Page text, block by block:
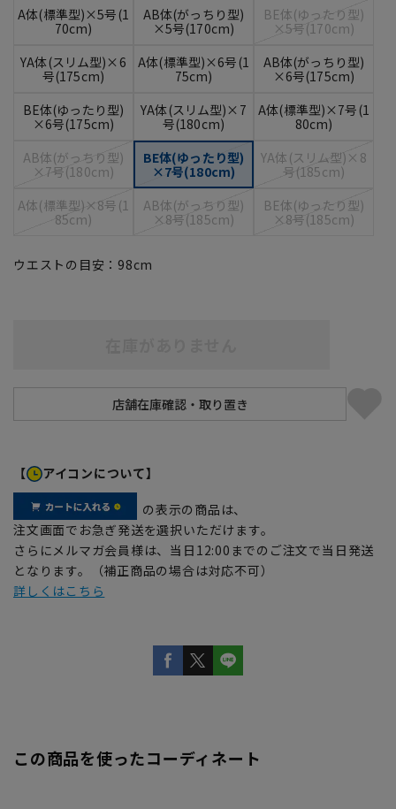
A体(標準型)×5号(1
70cm)
AB体(がっちり型)
×5号(170cm)
BE体(ゆったり型)
×5号(170cm)
YA体(スリム型)×6
号(175cm)
A体(標準型)×6号(1
75cm)
AB体(がっちり型)
×6号(175cm)
BE体(ゆったり型)
×6号(175cm)
YA体(スリム型)×7
号(180cm)
A体(標準型)×7号(1
80cm)
AB体(がっちり型)
×7号(180cm)
BE体(ゆったり型)
×7号(180cm)
YA体(スリム型)×8
号(185cm)
A体(標準型)×8号(1
85cm)
AB体(がっちり型)
×8号(185cm)
BE体(ゆったり型)
×8号(185cm)
ウエストの目安： 98cm
【 アイコンについて】
の表示の商品は、
注文画面でお急ぎ発送を選択いただけます。
さらにメルマガ会員様は、当日12:00までのご注文で当日発送
となります。（補正商品の場合は対応不可）
詳しくはこちら
この商品を使ったコーディネート